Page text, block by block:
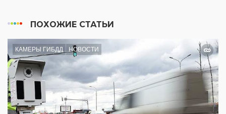
ПОХОЖИЕ СТАТЬИ
КАМЕРЫ ГИБДД НОВОСТИ